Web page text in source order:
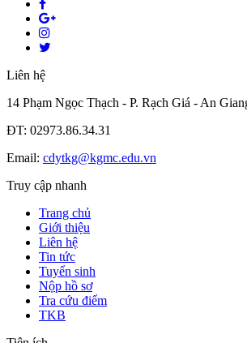
Liên hệ
14 Phạm Ngọc Thạch - P. Rạch Giá - An
ĐT: 02973.86.34.31
Email: cdytkg@kgmc.edu.vn
Truy cập nhanh
Trang chủ
Giới thiệu
Liên hệ
Tin tức
Tuyển sinh
Nộp hồ sơ
Tra cứu điểm
TKB